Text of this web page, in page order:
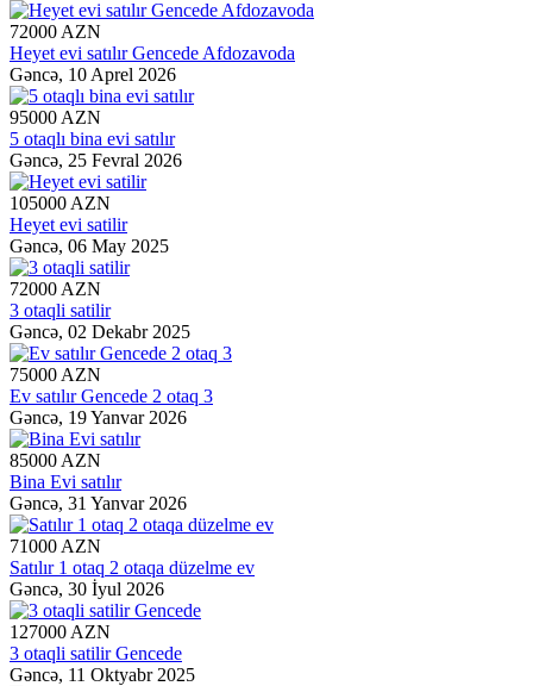
72000 AZN
Heyet evi satılır Gencede Afdozavoda
Gəncə, 10 Aprel 2026
95000 AZN
5 otaqlı bina evi satılır
Gəncə, 25 Fevral 2026
105000 AZN
Heyet evi satilir
Gəncə, 06 May 2025
72000 AZN
3 otaqli satilir
Gəncə, 02 Dekabr 2025
75000 AZN
Ev satılır Gencede 2 otaq 3
Gəncə, 19 Yanvar 2026
85000 AZN
Bina Evi satılır
Gəncə, 31 Yanvar 2026
71000 AZN
Satılır 1 otaq 2 otaqa düzelme ev
Gəncə, 30 İyul 2026
127000 AZN
3 otaqli satilir Gencede
Gəncə, 11 Oktyabr 2025